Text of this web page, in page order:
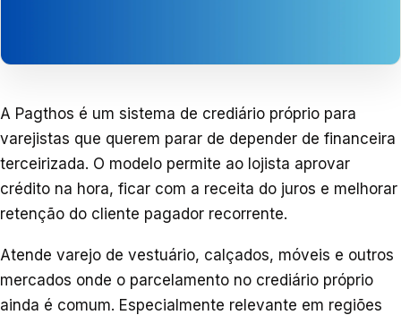
A Pagthos é um sistema de crediário próprio para
varejistas que querem parar de depender de financeira
terceirizada. O modelo permite ao lojista aprovar
crédito na hora, ficar com a receita do juros e melhorar
retenção do cliente pagador recorrente.
Atende varejo de vestuário, calçados, móveis e outros
mercados onde o parcelamento no crediário próprio
ainda é comum. Especialmente relevante em regiões